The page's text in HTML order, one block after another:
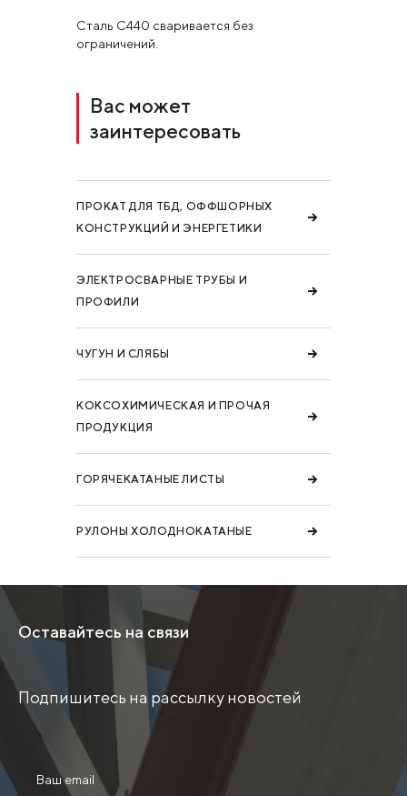
Сталь C440 сваривается без
ограничений.
Вас может
заинтересовать
ПРОКАТ ДЛЯ ТБД, ОФФШОРНЫХ
КОНСТРУКЦИЙ И ЭНЕРГЕТИКИ
ЭЛЕКТРОСВАРНЫЕ ТРУБЫ И
ПРОФИЛИ
ЧУГУН И СЛЯБЫ
КОКСОХИМИЧЕСКАЯ И ПРОЧАЯ
ПРОДУКЦИЯ
ГОРЯЧЕКАТАНЫЕ ЛИСТЫ
РУЛОНЫ ХОЛОДНОКАТАНЫЕ
Оставайтесь на связи
Подпишитесь на рассылку новостей